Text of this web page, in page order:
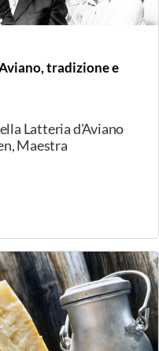
dell'arte lattiero-
Lucio 2025.
di formaggi